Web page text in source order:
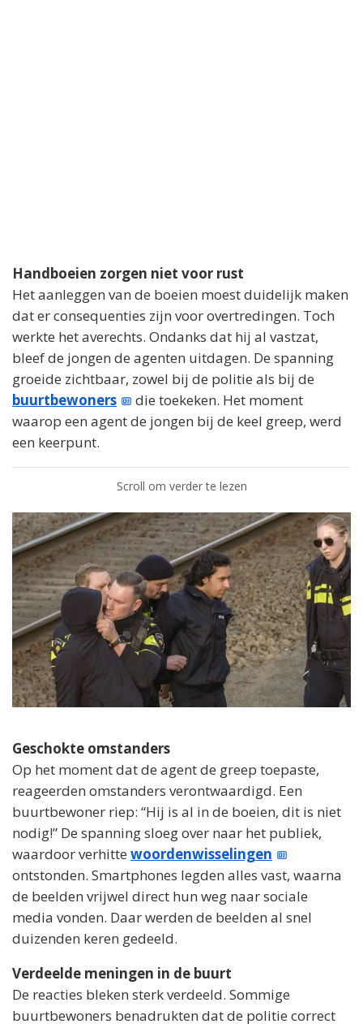
Handboeien zorgen niet voor rust
Het aanleggen van de boeien moest duidelijk maken
dat er consequenties zijn voor overtredingen. Toch
werkte het averechts. Ondanks dat hij al vastzat,
bleef de jongen de agenten uitdagen. De spanning
groeide zichtbaar, zowel bij de politie als bij de
buurtbewoners
die toekeken. Het moment
waarop een agent de jongen bij de keel greep, werd
een keerpunt.
Scroll om verder te lezen
Geschokte omstanders
Op het moment dat de agent de greep toepaste,
reageerden omstanders verontwaardigd. Een
buurtbewoner riep: “Hij is al in de boeien, dit is niet
nodig!” De spanning sloeg over naar het publiek,
waardoor verhitte woordenwisselingen
ontstonden. Smartphones legden alles vast, waarna
de beelden vrijwel direct hun weg naar sociale
media vonden. Daar werden de beelden al snel
duizenden keren gedeeld.
Verdeelde meningen in de buurt
De reacties bleken sterk verdeeld. Sommige
buurtbewoners benadrukten dat de politie correct